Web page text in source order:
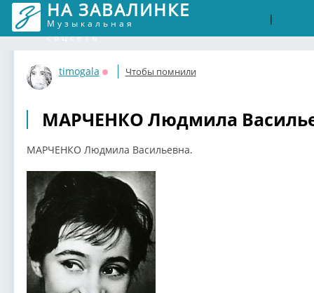
НА ЗАВАЛИНКЕ
Музыкальная
соцсеть
|
timogala
Оффлайн
Чтобы помнили
МАРЧЕНКО Людмила
МАРЧЕНКО Людмила Васильевна.